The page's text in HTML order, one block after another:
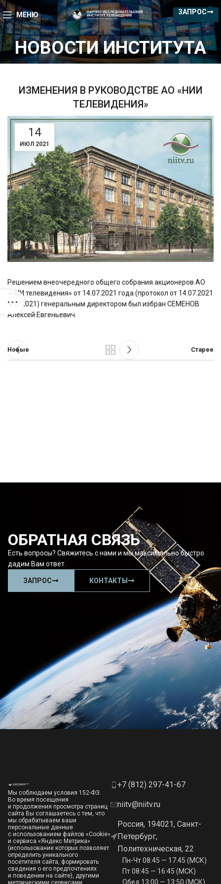
МЕНЮ ЗАПРОС
НОВОСТИ ИНСТИТУТА
ИЗМЕНЕНИЯ В РУКОВОДСТВЕ АО «НИИ
ТЕЛЕВИДЕНИЯ»
14
ИЮЛ 2021
Решением внеочередного общего собрания акционеров АО
«НИИ телевидения» от 14.07.2021 года (протокол от 14.07.2021
№2/2021) генеральным директором был избран СЕМЕНОВ
Алексей Евгеньевич.
Новые Старее
ОБРАТНАЯ СВЯЗЬ
Есть вопросы? Свяжитесь с нами и мы максимально быстро
дадим Вам ответ.
ЗАПРОС КОНТАКТЫ
Мы соблюдаем условия 152-ФЗ.
Во время посещения
и продолжения просмотра страниц
сайта Вы соглашаетесь с тем, что
мы обрабатываем ваши
персональные данные
с использованием файлов «Cookie»
и сервиса «Яндекс Метрика»
(использование которых позволяет
определить уникального
посетителя сайта, формировать
сведения о его предпочтениях
и поведении на сайте), другими
метрическими сервисами,
+7 (812) 297-41-67
niitv@niitv.ru
Россия, 194021, Санкт-
Петербург,
Политехническая, 22
Пн-Чт 08:45 — 17:45 (МСК)
Пт 08:45 — 16:45 (МСК)
Обед 13:00 — 13:50 (МСК)